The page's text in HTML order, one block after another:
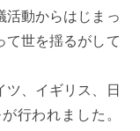
活動からはじまっ
て世を揺るがして
、イギリス、日
行われました。